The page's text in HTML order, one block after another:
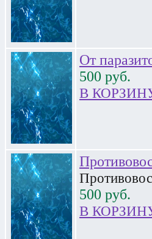
От
500 руб.
В
500 руб.
В